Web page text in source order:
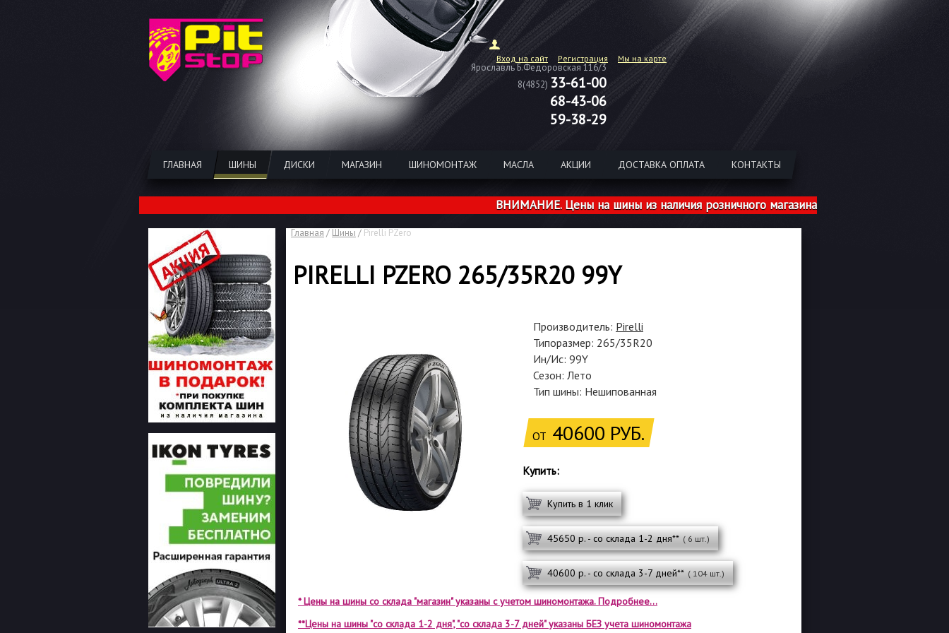
Вход на сайт Регистрация Мы на карте
Ярославль Б.Федоровская 116/3
8(4852) 33-61-00
68-43-06
59-38-29
ГЛАВНАЯ ШИНЫ ДИСКИ МАГАЗИН ШИНОМОНТАЖ МАСЛА АКЦИИ ДОСТАВКА ОПЛАТА КОНТАКТЫ
ВНИМАНИЕ. Цены на шины из наличия розничного магазина указаны с учетом
Главная / Шины / Pirelli PZero
PIRELLI PZERO 265/35R20 99Y
Производитель: Pirelli
Типоразмер: 265/35R20
Ин/Ис: 99Y
Сезон: Лето
Тип шины: Нешипованная
ОТ 40600 РУБ.
Купить:
Купить в 1 клик
45650 р. - со склада 1-2 дня** ( 6 шт.)
40600 р. - со склада 3-7 дней** ( 104 шт.)
* Цены на шины со склада "магазин" указаны с учетом шиномонтажа. Подробнее...
**Цены на шины "со склада 1-2 дня", "со склада 3-7 дней" указаны БЕЗ учета шиномонтажа